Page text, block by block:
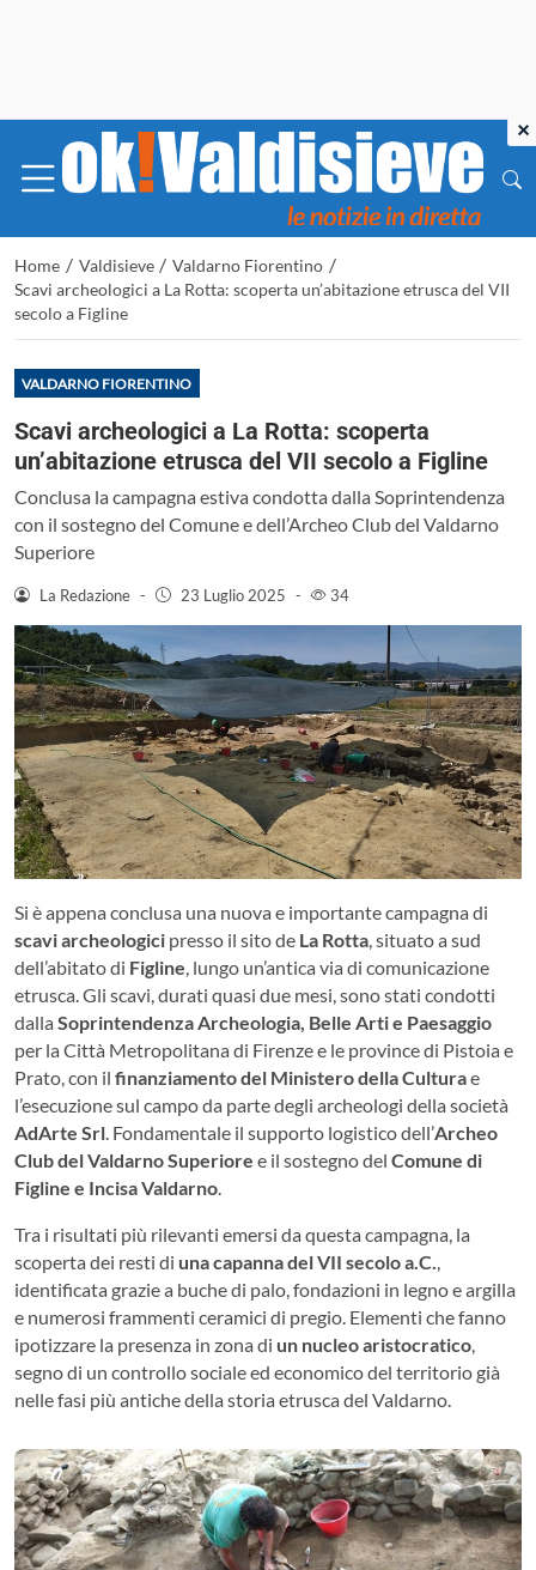
Home / Valdisieve / Valdarno Fiorentino /
Scavi archeologici a La Rotta: scoperta un’abitazione etrusca del VII
secolo a Figline
VALDARNO FIORENTINO
Scavi archeologici a La Rotta: scoperta
un’abitazione etrusca del VII secolo a Figline
Conclusa la campagna estiva condotta dalla Soprintendenza
con il sostegno del Comune e dell’Archeo Club del Valdarno
Superiore
La Redazione - 23 Luglio 2025 - 34
Si è appena conclusa una nuova e importante campagna di
scavi archeologici presso il sito de La Rotta, situato a sud
dell’abitato di Figline, lungo un’antica via di comunicazione
etrusca. Gli scavi, durati quasi due mesi, sono stati condotti
dalla Soprintendenza Archeologia, Belle Arti e Paesaggio
per la Città Metropolitana di Firenze e le province di Pistoia e
Prato, con il finanziamento del Ministero della Culturae
l’esecuzione sul campo da parte degli archeologi della società
AdArte Srl. Fondamentale il supporto logistico dell’Archeo
Club del Valdarno Superiore e il sostegno del Comune di
Figline e Incisa Valdarno.
Tra i risultati più rilevanti emersi da questa campagna, la
scoperta dei resti di una capanna del VII secolo a.C.,
identificata grazie a buche di palo, fondazioni in legno e argilla
e numerosi frammenti ceramici di pregio. Elementi che fanno
ipotizzare la presenza in zona di un nucleo aristocratico,
segno di un controllo sociale ed economico del territorio già
nelle fasi più antiche della storia etrusca del Valdarno.
×